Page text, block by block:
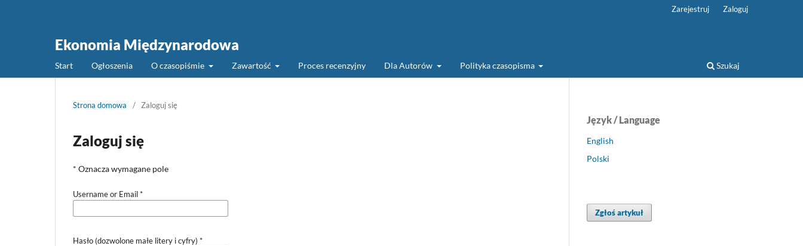
Ekonomia Międzynarodowa
Start Ogłoszenia O czasopiśmie Zawartość Proces recenzyjny Dla Autorów Polityka czasopisma Szukaj
Zarejestruj Zaloguj
Strona domowa / Zaloguj się
Zaloguj się
* Oznacza wymagane pole
Username or Email*
Hasło (dozwolone małe litery i cyfry) *
Język / Language
English
Polski
Zgłoś artykuł